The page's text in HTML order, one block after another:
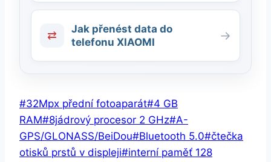
⇄
Jak přenést data do
telefonu XIAOMI
→
Štítky
příspěvků:
#32Mpx přední fotoaparát#4 GB
RAM#8jádrový procesor 2 GHz#A-
GPS/GLONASS/BeiDou#Bluetooth 5.0#čtečka
otisků prstů v displeji#interní paměť 128